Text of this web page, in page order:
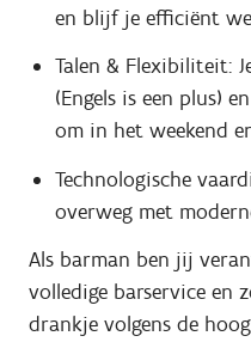
en blijf je efficiënt
Talen & Flexibiliteit:
(Engels is een plus)
om in het weekend
Technologische
overweg met
Als barman ben jij
volledige barservice en
drankje volgens de